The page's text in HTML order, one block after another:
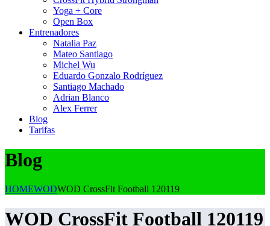
Yoga + Core
Open Box
Entrenadores
Natalia Paz
Mateo Santiago
Michel Wu
Eduardo Gonzalo Rodríguez
Santiago Machado
Adrian Blanco
Alex Ferrer
Blog
Tarifas
Blog
HOMEWODWOD CrossFit Football 120119
WOD CrossFit Football 120119